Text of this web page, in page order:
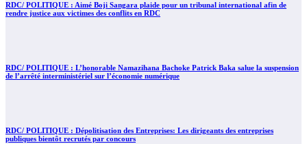
RDC/ POLITIQUE : Aimé Boji Sangara plaide pour un tribunal international afin de
rendre justice aux victimes des conflits en RDC
RDC/ POLITIQUE : L’honorable Namazihana Bachoke Patrick Baka salue la suspension
de l’arrêté interministériel sur l’économie numérique
RDC/ POLITIQUE : Dépolitisation des Entreprises: Les dirigeants des entreprises
publiques bientôt recrutés par concours